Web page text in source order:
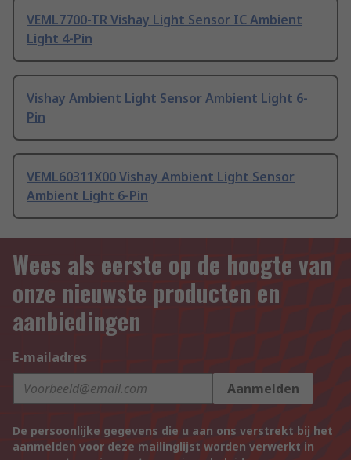
VEML7700-TR Vishay Light Sensor IC Ambient
Light 4-Pin
Vishay Ambient Light Sensor Ambient Light 6-
Pin
VEML60311X00 Vishay Ambient Light Sensor
Ambient Light 6-Pin
Wees als eerste op de hoogte van
onze nieuwste producten en
aanbiedingen
E-mailadres
Aanmelden
De persoonlijke gegevens die u aan ons verstrekt bij het
aanmelden voor deze mailinglijst worden verwerkt in